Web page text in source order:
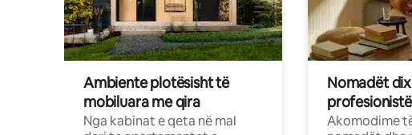
Ambiente plotësisht të
mobiluara me qira
Nga kabinat e qeta në mal
Nomadët
Akomodime